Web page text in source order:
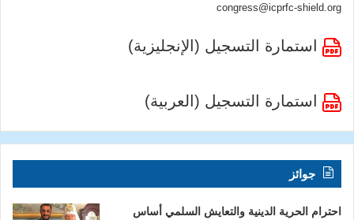
congress@icprfc-shield.org
استمارة التسجيل (الإنجليزية)
استمارة التسجيل (العربية)
جوائز
احترام الحرية الدينية والتعايش السلمي أساس